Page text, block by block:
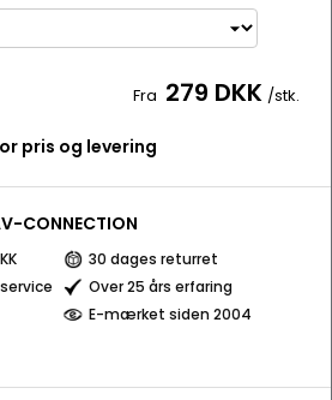
Fra 279 DKK /stk.
pris og levering
CONNECTION
30 dages returret
Over 25 års erfaring
E-mærket siden 2004